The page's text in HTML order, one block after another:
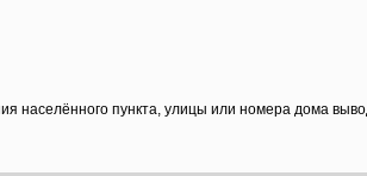
населённого пункта, улицы или номера дома